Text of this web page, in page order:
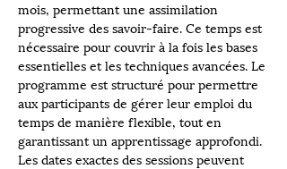
mois, permettant une assimilation
progressive des savoir-faire. Ce temps est
nécessaire pour couvrir à la fois les bases
essentielles et les techniques avancées. Le
programme est structuré pour permettre
aux participants de gérer leur emploi du
temps de manière flexible, tout en
garantissant un apprentissage approfondi.
Les dates exactes des sessions peuvent